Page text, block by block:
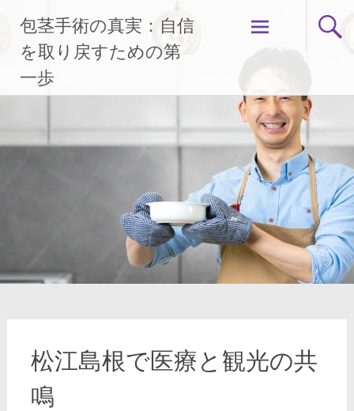
キ
包茎手術の真実：自信
を取り戻すための第
一歩
松江島根で医療と観光の共
鳴